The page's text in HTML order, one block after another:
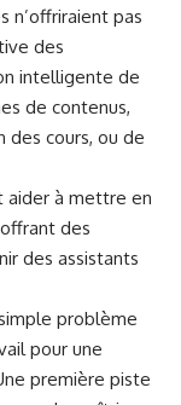
n’offriraient pas
des
intelligente de
de contenus,
des cours, ou de
aider à mettre en
des
des assistants
problème
pour une
première piste